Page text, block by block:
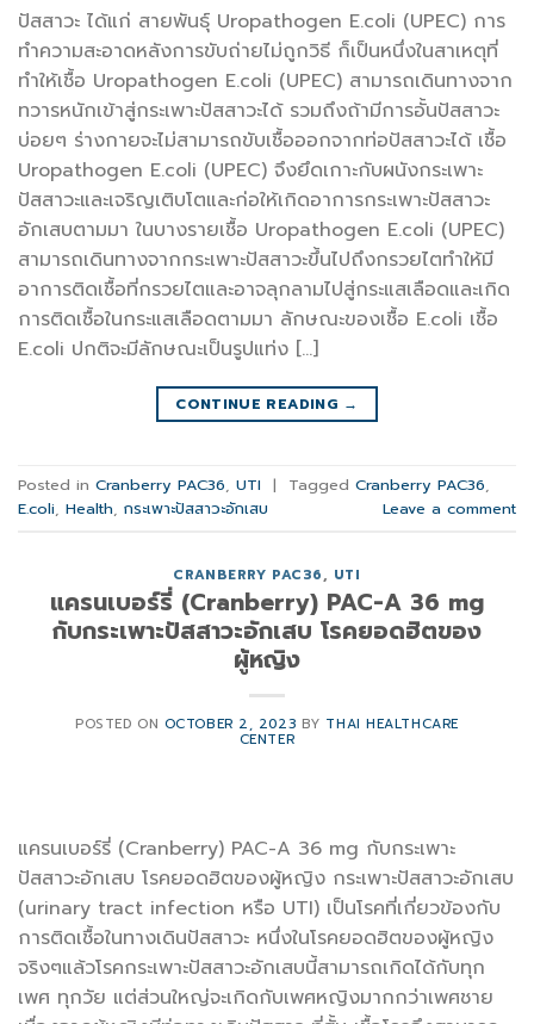
ปัสสาวะ ได้แก่ สายพันธุ์ Uropathogen E.coli (UPEC) การ
ทำความสะอาดหลังการขับถ่ายไม่ถูกวิธี ก็เป็นหนึ่งในสาเหตุที่
ทำให้เชื้อ Uropathogen E.coli (UPEC) สามารถเดินทางจาก
ทวารหนักเข้าสู่กระเพาะปัสสาวะได้ รวมถึงถ้ามีการอั้นปัสสาวะ
บ่อยๆ ร่างกายจะไม่สามารถขับเชื้อออกจากท่อปัสสาวะได้ เชื้อ
Uropathogen E.coli (UPEC) จึงยึดเกาะกับผนังกระเพาะ
ปัสสาวะและเจริญเติบโตและก่อให้เกิดอาการกระเพาะปัสสาวะ
อักเสบตามมา ในบางรายเชื้อ Uropathogen E.coli (UPEC)
สามารถเดินทางจากกระเพาะปัสสาวะขึ้นไปถึงกรวยไตทำให้มี
อาการติดเชื้อที่กรวยไตและอาจลุกลามไปสู่กระแสเลือดและเกิด
การติดเชื้อในกระแสเลือดตามมา ลักษณะของเชื้อ E.coli เชื้อ
E.coli ปกติจะมีลักษณะเป็นรูปแท่ง […]
CONTINUE READING →
Posted in Cranberry PAC36, UTI | Tagged Cranberry PAC36,
E.coli, Health, กระเพาะปัสสาวะอักเสบ Leave a comment
CRANBERRY PAC36, UTI
แครนเบอร์รี่ (Cranberry) PAC-A 36 mg
กับกระเพาะปัสสาวะอักเสบ โรคยอดฮิตของ
ผู้หญิง
POSTED ON OCTOBER 2, 2023 BY THAI HEALTHCARE
CENTER
แครนเบอร์รี่ (Cranberry) PAC-A 36 mg กับกระเพาะ
ปัสสาวะอักเสบ โรคยอดฮิตของผู้หญิง กระเพาะปัสสาวะอักเสบ
(urinary tract infection หรือ UTI) เป็นโรคที่เกี่ยวข้องกับ
การติดเชื้อในทางเดินปัสสาวะ หนึ่งในโรคยอดฮิตของผู้หญิง
จริงๆแล้วโรคกระเพาะปัสสาวะอักเสบนี้สามารถเกิดได้กับทุก
เพศ ทุกวัย แต่ส่วนใหญ่จะเกิดกับเพศหญิงมากกว่าเพศชาย